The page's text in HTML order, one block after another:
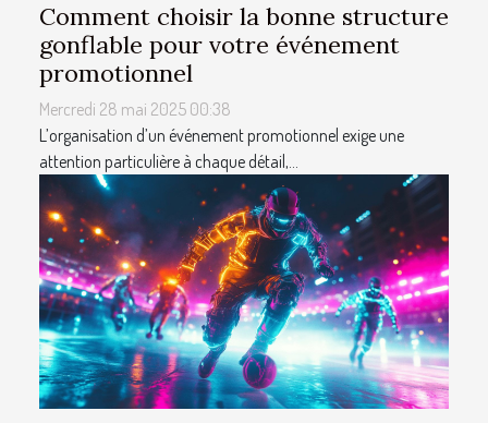
Comment choisir la bonne structure
gonflable pour votre événement
promotionnel
Mercredi 28 mai 2025 00:38
L’organisation d’un événement promotionnel exige une
attention particulière à chaque détail,...